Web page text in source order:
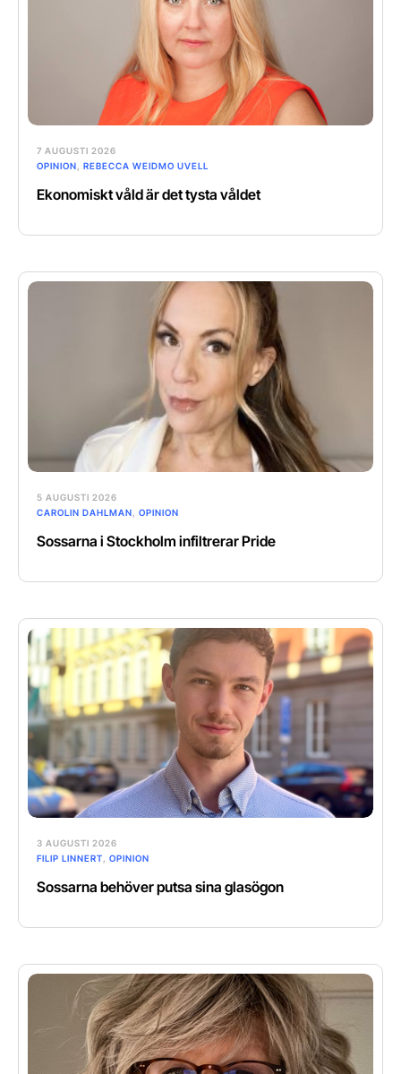
7 AUGUSTI 2026
OPINION
REBECCA WEIDMO UVELL
Ekonomiskt våld är det tysta våldet
5 AUGUSTI 2026
CAROLIN DAHLMAN
OPINION
Sossarna i Stockholm infiltrerar Pride
3 AUGUSTI 2026
FILIP LINNERT
OPINION
Sossarna behöver putsa sina glasögon